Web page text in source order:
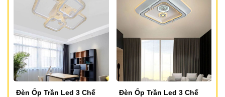
Đèn Ốp Trần Led 3 Chế
Đèn Ốp Trần Led 3 Chế